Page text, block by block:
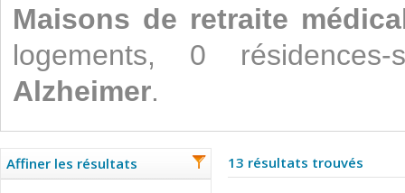
Maisons de retraite
logements, 0
Alzheimer.
Affiner les résultats 13 résultats trouvés